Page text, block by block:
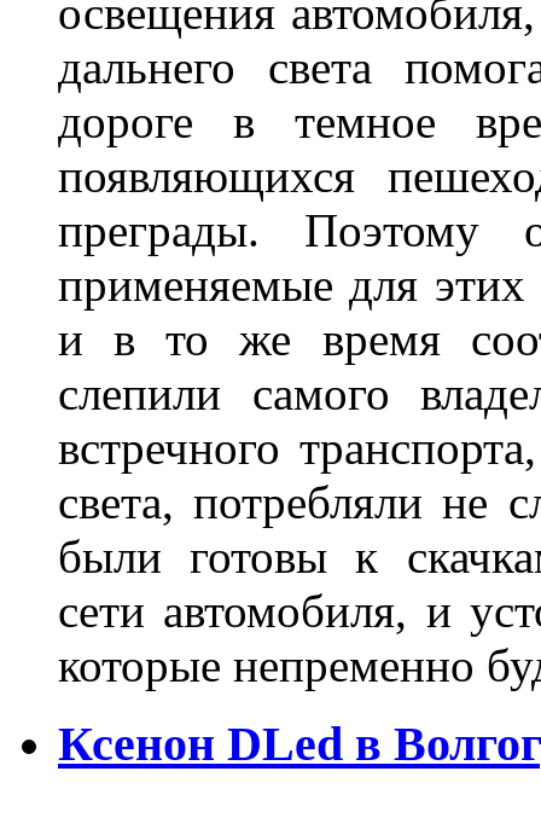
освещения
дальнего света
дороге в темное
появляющихся
преграды. Поэтому
применяемые для
и в то же время
слепили самого
встречного
света, потребляли не
были готовы к
сети автомобиля, и
которые непременно
Ксенон DLed в